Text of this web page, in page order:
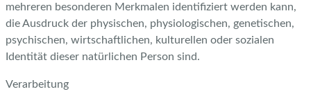
mehreren besonderen Merkmalen identifiziert werden kann,
die Ausdruck der physischen, physiologischen, genetischen,
psychischen, wirtschaftlichen, kulturellen oder sozialen
Identität dieser natürlichen Person sind.
Verarbeitung